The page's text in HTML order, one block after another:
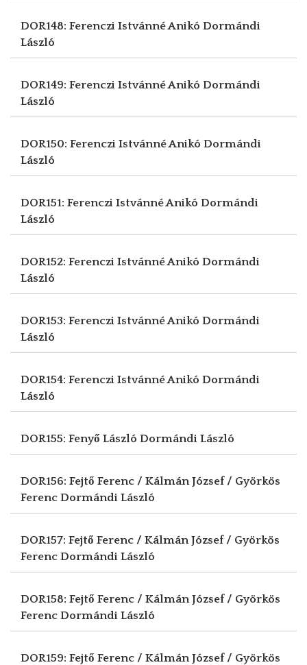
DOR148: Ferenczi Istvánné Anikó Dormándi
László
DOR149: Ferenczi Istvánné Anikó Dormándi
László
DOR150: Ferenczi Istvánné Anikó Dormándi
László
DOR151: Ferenczi Istvánné Anikó Dormándi
László
DOR152: Ferenczi Istvánné Anikó Dormándi
László
DOR153: Ferenczi Istvánné Anikó Dormándi
László
DOR154: Ferenczi Istvánné Anikó Dormándi
László
DOR155: Fenyő László Dormándi László
DOR156: Fejtő Ferenc / Kálmán József / Györkös
Ferenc Dormándi László
DOR157: Fejtő Ferenc / Kálmán József / Györkös
Ferenc Dormándi László
DOR158: Fejtő Ferenc / Kálmán József / Györkös
Ferenc Dormándi László
DOR159: Fejtő Ferenc / Kálmán József / Györkös